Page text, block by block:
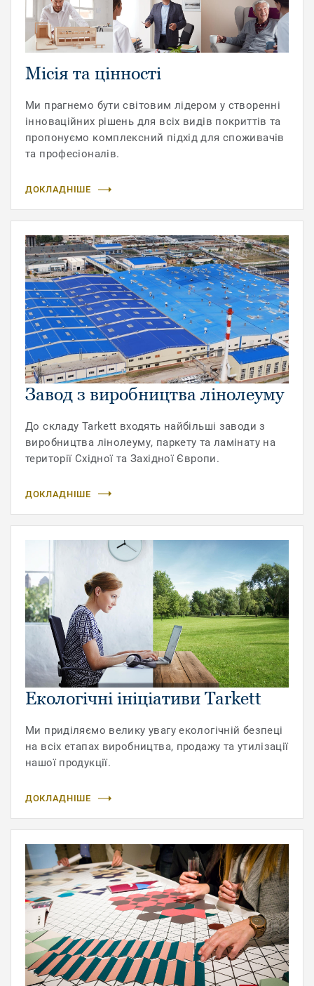
Місія та цінності
Ми прагнемо бути світовим лідером у створенні
інноваційних рішень для всіх видів покриттів та
пропонуємо комплексний підхід для споживачів
та професіоналів.
ДОКЛАДНІШЕ
Завод з виробництва лінолеуму
До складу Tarkett входять найбільші заводи з
виробництва лінолеуму, паркету та ламінату на
території Східної та Західної Європи.
ДОКЛАДНІШЕ
Екологічні ініціативи Tarkett
Ми приділяємо велику увагу екологічній безпеці
на всіх етапах виробництва, продажу та утилізації
нашої продукції.
ДОКЛАДНІШЕ